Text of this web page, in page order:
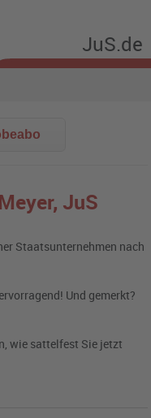
JuS.de
JuS
Staatsunternehmen nach
Und gemerkt?
wie sattelfest Sie jetzt